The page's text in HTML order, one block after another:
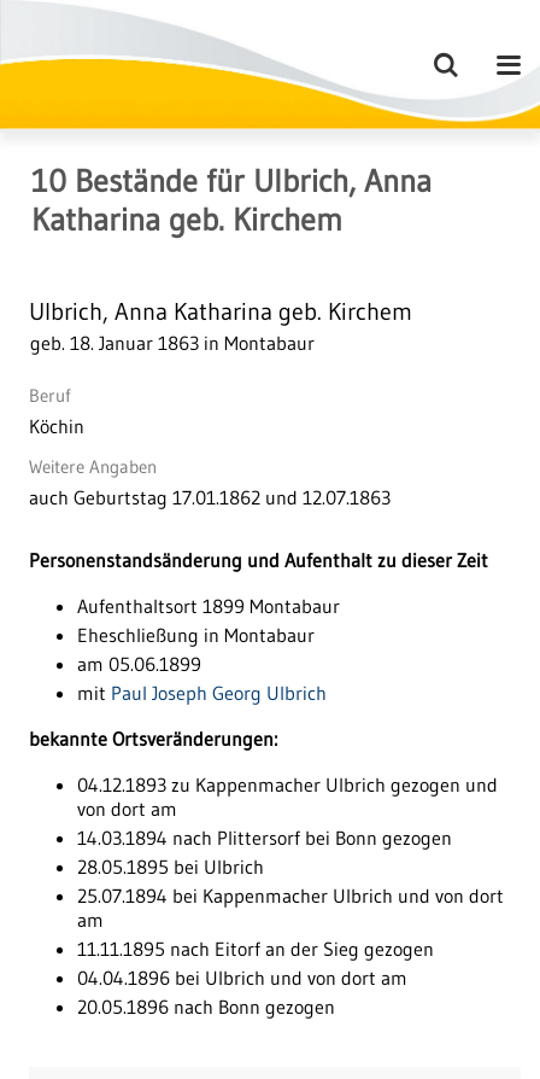
10 Bestände für Ulbrich, Anna
Katharina geb. Kirchem
Personenstandsänderung und Aufenthalt zu dieser Zeit
Aufenthaltsort 1899 Montabaur
Eheschließung in Montabaur
am 05.06.1899
mit Paul Joseph Georg Ulbrich
bekannte Ortsveränderungen:
04.12.1893 zu Kappenmacher Ulbrich gezogen und
von dort am
14.03.1894 nach Plittersorf bei Bonn gezogen
28.05.1895 bei Ulbrich
25.07.1894 bei Kappenmacher Ulbrich und von dort
am
11.11.1895 nach Eitorf an der Sieg gezogen
04.04.1896 bei Ulbrich und von dort am
20.05.1896 nach Bonn gezogen
Ulbrich, Anna Katharina geb. Kirchem
geb. 18. Januar 1863 in Montabaur
Beruf
Köchin
Weitere Angaben
auch Geburtstag 17.01.1862 und 12.07.1863